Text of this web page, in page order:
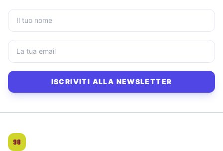
ISCRIVITI ALLA NEWSLETTER